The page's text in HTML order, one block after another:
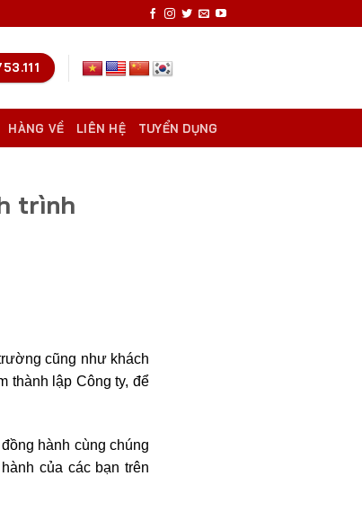
HÀNG VỀ LIÊN HỆ TUYỂN DỤNG
trình
cũng như khách
thành lập Công ty, để
hành cùng chúng
của các bạn trên